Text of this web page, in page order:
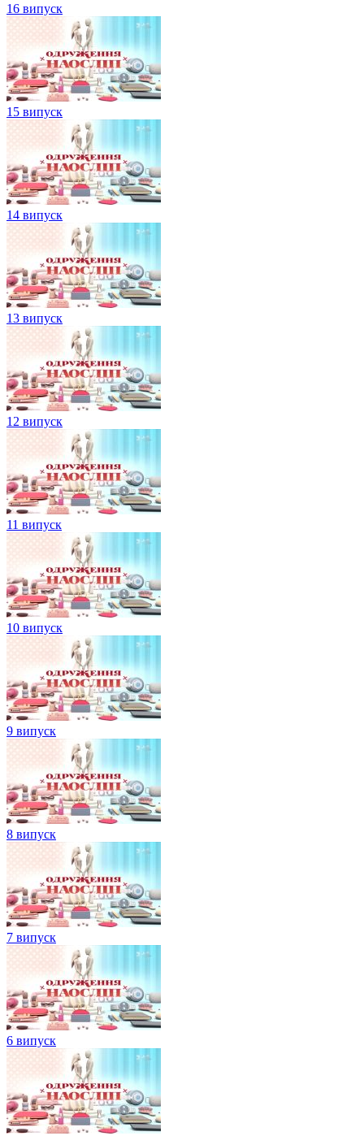
16 випуск
15 випуск
14 випуск
13 випуск
12 випуск
11 випуск
10 випуск
9 випуск
8 випуск
7 випуск
6 випуск